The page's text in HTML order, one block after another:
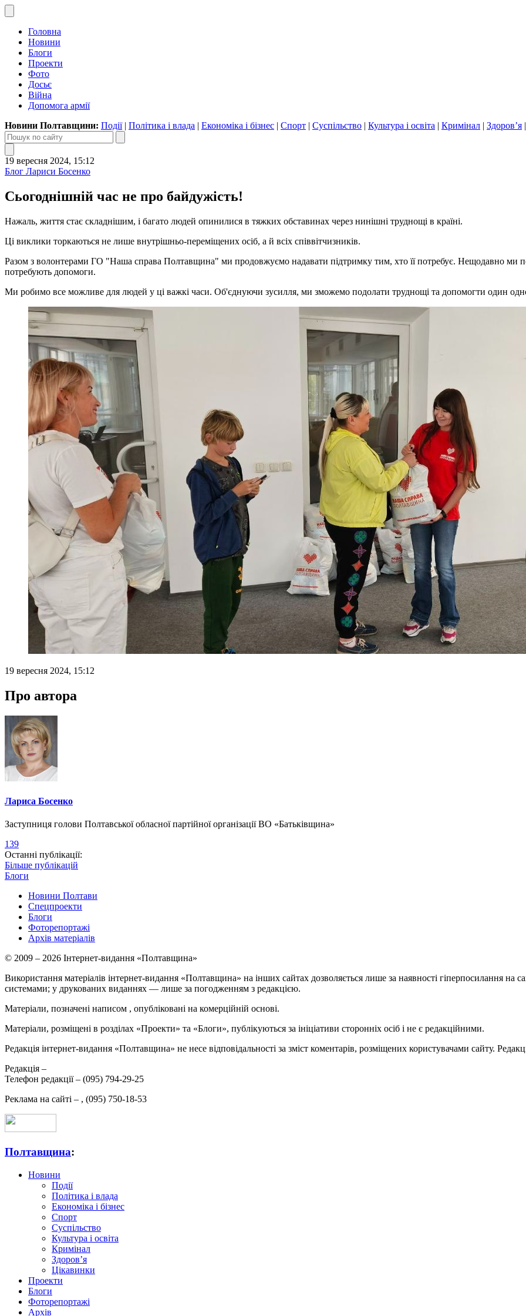
Головна
Новини
Блоги
Проекти
Фото
Досьє
Війна
Допомога армії
Новини Полтавщини: Події| Політика і влада | Економіка і бізнес | Спорт | Суспільство | Культура і освіта | Кримінал | Здоров’я
19 вересня 2024, 15:12
Блог Лариси Босенко
Сьогоднішній час не про байдужість!
Нажаль, життя стає складнішим, і багато людей опинилися в тяжких обставинах через нинішні труднощі в країні.
Ці виклики торкаються не лише внутрішньо-переміщених осіб, а й всіх співвітчизників.
Разом з волонтерами ГО "Наша справа Полтавщина" ми продовжуємо надавати підтримку тим, хто її потребує. Нещодавно ми
потребують допомоги.
Ми робимо все можливе для людей у ці важкі часи. Об'єднуючи зусилля, ми зможемо подолати труднощі та допомогти один
19 вересня 2024, 15:12
Про автора
Лариса Босенко
Заступниця голови Полтавської обласної партійної організації ВО «Батьківщина»
139
Останні публікації:
Більше публікацій
Блоги
Новини Полтави
Спецпроекти
Блоги
Фоторепортажі
Архів матеріалів
© 2009 – 2026 Інтернет-видання «Полтавщина»
Використання матеріалів інтернет-видання «Полтавщина» на інших сайтах дозволяється лише за наявності гіперпосилання на
системами; у друкованих виданнях — лише за погодженням з редакцією.
Матеріали, позначені написом , опубліковані на комерційній основі.
Матеріали, розміщені в розділах «Проекти» та «Блоги», публікуються за ініціативи сторонніх осіб і не є редакційними.
Редакція інтернет-видання «Полтавщина» не несе відповідальності за зміст коментарів, розміщених користувачами сайту.
Редакція –
Телефон редакції – (095) 794-29-25
Реклама на сайті – , (095) 750-18-53
Полтавщина:
Новини
Події
Політика і влада
Економіка і бізнес
Спорт
Суспільство
Культура і освіта
Кримінал
Здоров’я
Цікавинки
Проекти
Блоги
Фоторепортажі
Архів